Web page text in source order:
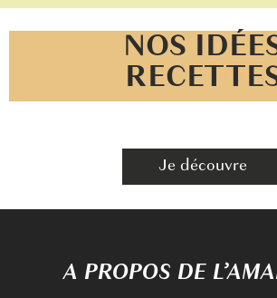
NOS
Je découvre
A PROPOS DE